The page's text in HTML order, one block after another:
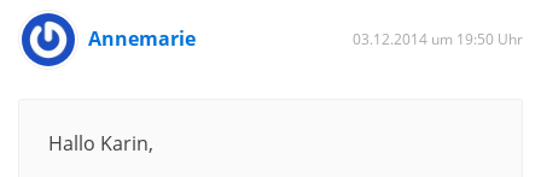
Annemarie 03.12.2014 um 19:50 Uhr
Hallo Karin,